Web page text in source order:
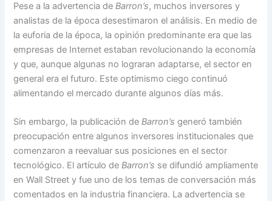
Pese a la advertencia deBarron’s, muchos inversores y
analistas de la época desestimaron el análisis. En medio de
la euforia de la época, la opinión predominante era que las
empresas de Internet estaban revolucionando la economía
y que, aunque algunas no lograran adaptarse, el sector en
general era el futuro. Este optimismo ciego continuó
alimentando el mercado durante algunos días más.
Sin embargo, la publicación deBarron’s generó también
preocupación entre algunos inversores institucionales que
comenzaron a reevaluar sus posiciones en el sector
tecnológico. El artículo deBarron’s se difundió ampliamente
en Wall Street y fue uno de los temas de conversación más
comentados en la industria financiera. La advertencia se